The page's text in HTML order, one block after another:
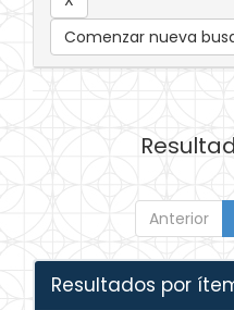
Comenzar nueva
Anterior
Resultados por